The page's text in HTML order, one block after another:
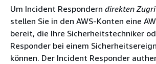
Um Incident Respondern direkten
stellen Sie in den AWS-Konten eine
bereit, die Ihre Sicherheitstechniker
Responder bei einem
können. Der Incident Responder